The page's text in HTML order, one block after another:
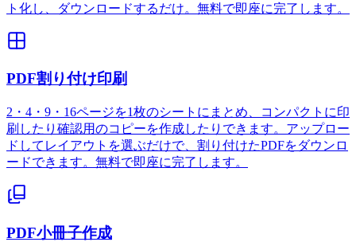
ト化し、ダウンロードするだけ。無料で即座に完了します。
PDF割り付け印刷
2・4・9・16ページを1枚のシートにまとめ、コンパクトに印
刷したり確認用のコピーを作成したりできます。アップロー
ドしてレイアウトを選ぶだけで、割り付けたPDFをダウンロ
ードできます。無料で即座に完了します。
PDF小冊子作成